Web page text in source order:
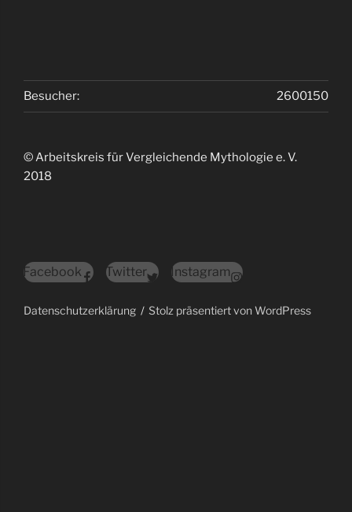
2600150
Besucher:
© Arbeitskreis für Vergleichende Mythologie e. V.
2018
Facebook Twitter Instagram
Datenschutzerklärung Stolz präsentiert von WordPress